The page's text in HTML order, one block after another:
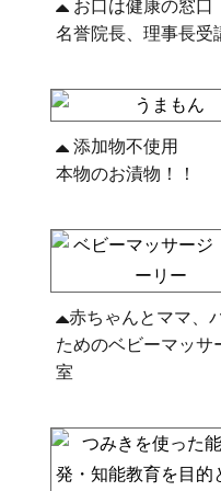
お口は健康の窓口
名誉院長、理事長受
添加物不使用
本物のお漬物！！
赤ちゃんとママ、
ためのベビーマッサ
室